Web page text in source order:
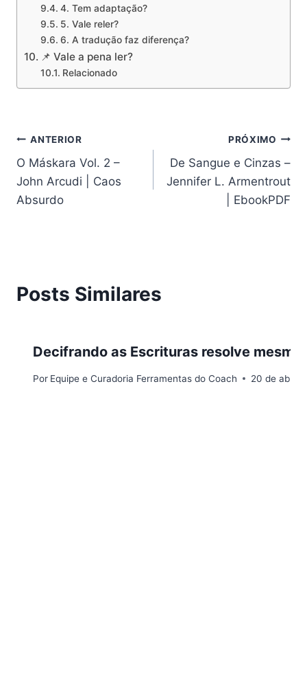
4. Tem adaptação?
5. Vale reler?
6. A tradução faz diferença?
📌 Vale a pena ler?
Relacionado
Navegação
de
Post
ANTERIOR
O Máskara Vol. 2 –
John Arcudi | Caos
Absurdo
PRÓXIMO
De Sangue e Cinzas –
Jennifer L. Armentrout
| EbookPDF
Posts Similares
Decifrando as Escrituras resolve
Por Equipe e Curadoria Ferramentas do Coach 20 de abril